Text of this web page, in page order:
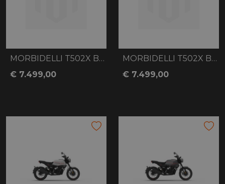
MORBIDELLI T502X BLACK
€ 7.499,00
MORBIDELLI T502X BLUE
€ 7.499,00